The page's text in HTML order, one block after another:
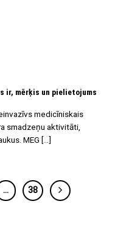
ir, mērķis un pielietojums
medicīniskais
smadzeņu aktivitāti,
MEG [...]
… 38